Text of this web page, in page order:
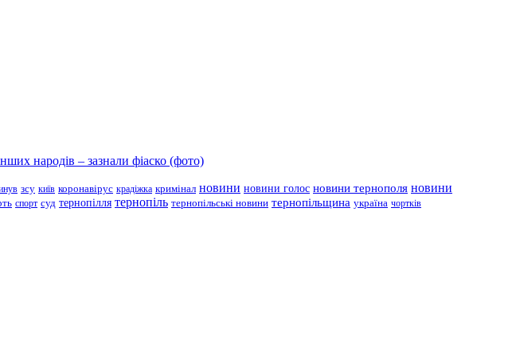
народів – зазнали фіаско (фото)
зсу київ коронавірус крадіжка кримінал новини новини голос новини тернополя новини
спорт суд тернопілля тернопіль тернопільські новини тернопільщина україна чортків